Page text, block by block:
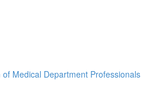
Medical Department Professionals